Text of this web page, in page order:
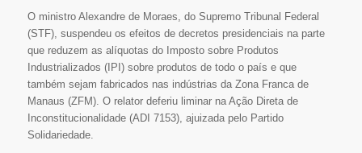
O ministro Alexandre de Moraes, do Supremo Tribunal Federal
(STF), suspendeu os efeitos de decretos presidenciais na parte
que reduzem as alíquotas do Imposto sobre Produtos
Industrializados (IPI) sobre produtos de todo o país e que
também sejam fabricados nas indústrias da Zona Franca de
Manaus (ZFM). O relator deferiu liminar na Ação Direta de
Inconstitucionalidade (ADI 7153), ajuizada pelo Partido
Solidariedade.